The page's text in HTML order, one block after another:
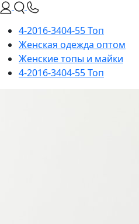
4-2016-3404-55 Топ
Женская одежда оптом
Женские топы и майки
4-2016-3404-55 Топ